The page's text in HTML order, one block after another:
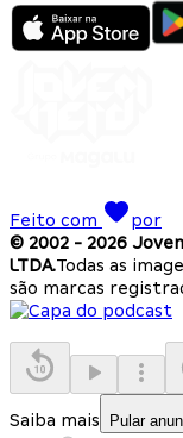
Feito com
por
© 2002 - 2026
LTDA.Todas as
são marcas
Saiba mais Pular